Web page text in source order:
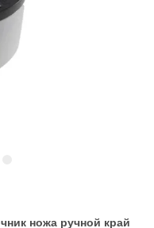
ножа ручной край